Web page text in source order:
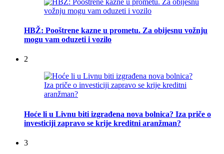
HBŽ: Pooštrene kazne u prometu. Za obijesnu vožnju
mogu vam oduzeti i vozilo
2
Hoće li u Livnu biti izgrađena nova bolnica? Iza priče o
investiciji zapravo se krije kreditni aranžman?
3